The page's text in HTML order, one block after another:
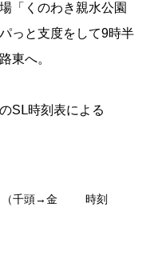
「くのわき親水公園
っと支度をして9時半
東へ。
SⅬ時刻表による
（千頭→金
時刻